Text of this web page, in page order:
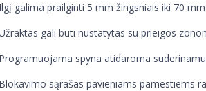
galima prailginti 5 mm žingsniais iki 70
gali būti nustatytas su prieigos
spyna atidaroma
sąrašas pavieniams pamestiems